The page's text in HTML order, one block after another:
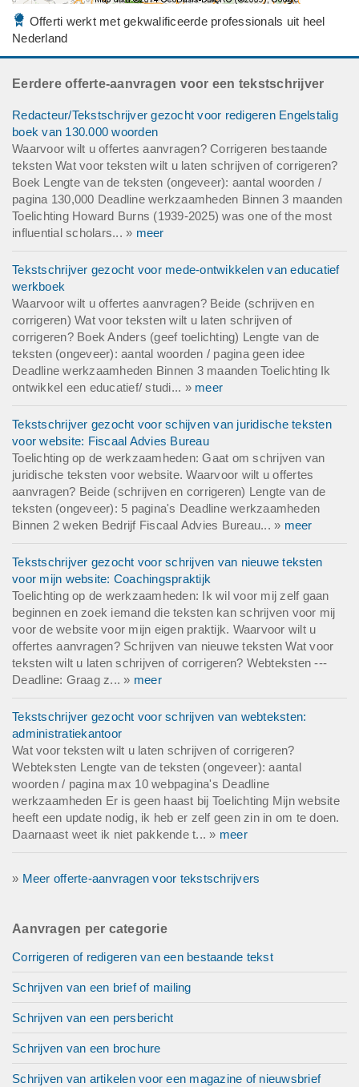
Offerti werkt met gekwalificeerde professionals uit heel
Nederland
Eerdere offerte-aanvragen voor een tekstschrijver
Redacteur/Tekstschrijver gezocht voor redigeren Engelstalig
boek van 130.000 woorden
Waarvoor wilt u offertes aanvragen? Corrigeren bestaande
teksten Wat voor teksten wilt u laten schrijven of corrigeren?
Boek Lengte van de teksten (ongeveer): aantal woorden /
pagina 130,000 Deadline werkzaamheden Binnen 3 maanden
Toelichting Howard Burns (1939-2025) was one of the most
influential scholars... » meer
Tekstschrijver gezocht voor mede-ontwikkelen van educatief
werkboek
Waarvoor wilt u offertes aanvragen? Beide (schrijven en
corrigeren) Wat voor teksten wilt u laten schrijven of
corrigeren? Boek Anders (geef toelichting) Lengte van de
teksten (ongeveer): aantal woorden / pagina geen idee
Deadline werkzaamheden Binnen 3 maanden Toelichting Ik
ontwikkel een educatief/ studi... » meer
Tekstschrijver gezocht voor schijven van juridische teksten
voor website: Fiscaal Advies Bureau
Toelichting op de werkzaamheden: Gaat om schrijven van
juridische teksten voor website. Waarvoor wilt u offertes
aanvragen? Beide (schrijven en corrigeren) Lengte van de
teksten (ongeveer): 5 pagina's Deadline werkzaamheden
Binnen 2 weken Bedrijf Fiscaal Advies Bureau... » meer
Tekstschrijver gezocht voor schrijven van nieuwe teksten
voor mijn website: Coachingspraktijk
Toelichting op de werkzaamheden: Ik wil voor mij zelf gaan
beginnen en zoek iemand die teksten kan schrijven voor mij
voor de website voor mijn eigen praktijk. Waarvoor wilt u
offertes aanvragen? Schrijven van nieuwe teksten Wat voor
teksten wilt u laten schrijven of corrigeren? Webteksten ---
Deadline: Graag z... » meer
Tekstschrijver gezocht voor schrijven van webteksten:
administratiekantoor
Wat voor teksten wilt u laten schrijven of corrigeren?
Webteksten Lengte van de teksten (ongeveer): aantal
woorden / pagina max 10 webpagina's Deadline
werkzaamheden Er is geen haast bij Toelichting Mijn website
heeft een update nodig, ik heb er zelf geen zin in om te doen.
Daarnaast weet ik niet pakkende t... » meer
» Meer offerte-aanvragen voor tekstschrijvers
Aanvragen per categorie
Corrigeren of redigeren van een bestaande tekst
Schrijven van een brief of mailing
Schrijven van een persbericht
Schrijven van een brochure
Schrijven van artikelen voor een magazine of nieuwsbrief